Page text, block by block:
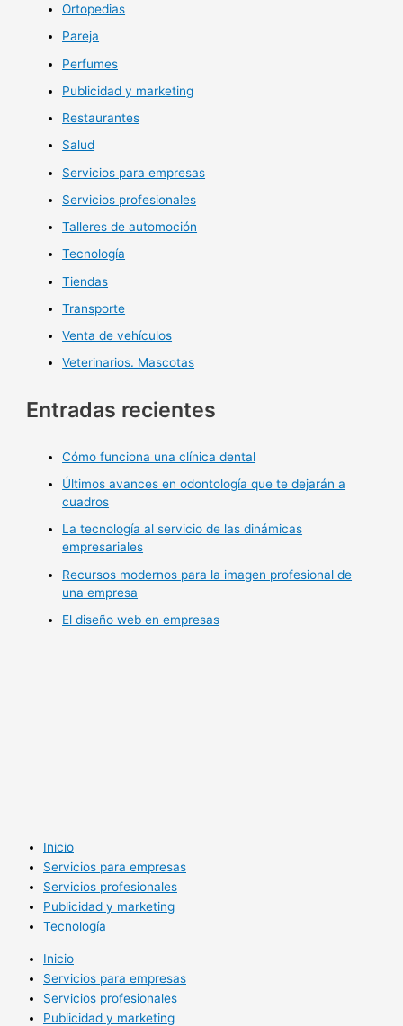
Ortopedias
Pareja
Perfumes
Publicidad y marketing
Restaurantes
Salud
Servicios para empresas
Servicios profesionales
Talleres de automoción
Tecnología
Tiendas
Transporte
Venta de vehículos
Veterinarios. Mascotas
Entradas recientes
Cómo funciona una clínica dental
Últimos avances en odontología que te dejarán a
cuadros
La tecnología al servicio de las dinámicas
empresariales
Recursos modernos para la imagen profesional de
una empresa
El diseño web en empresas
Inicio
Servicios para empresas
Servicios profesionales
Publicidad y marketing
Tecnología
Inicio
Servicios para empresas
Servicios profesionales
Publicidad y marketing